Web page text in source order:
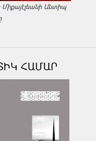
Անտիպ
ՀԱՄԱՐ